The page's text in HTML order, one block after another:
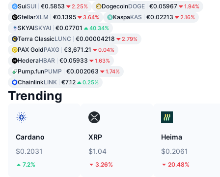
SuiSUI €0.5853 2.25% DogecoinDOGE €0.05967 1.94%
StellarXLM €0.1395 3.64% KaspaKAS €0.02213 2.16%
SKYAISKYAI €0.07701 40.34%
Terra ClassicLUNC €0.00004218 2.79%
PAX GoldPAXG €3,671.21 0.04%
HederaHBAR €0.05933 1.63%
Pump.funPUMP €0.002063 1.74%
ChainlinkLINK €7.12 0.25%
Trending
Cardano
$0.2031
7.2%
XRP
$1.04
3.26%
Heima
$0.2061
20.48%